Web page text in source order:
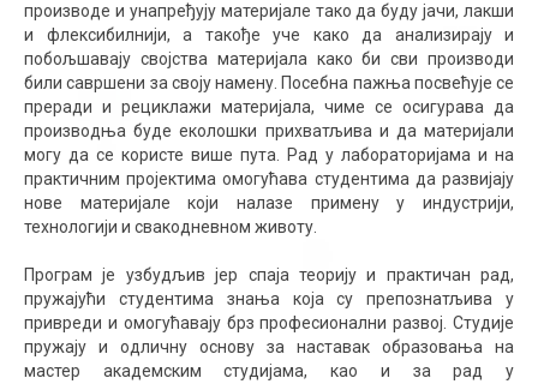
производе и унапређују материјале тако да буду јачи, лакши
и флексибилнији, а такође уче како да анализирају и
побољшавају својства материјала како би сви производи
били савршени за своју намену. Посебна пажња посвећује се
преради и рециклажи материјала, чиме се осигурава да
производња буде еколошки прихватљива и да материјали
могу да се користе више пута. Рад у лабораторијама и на
практичним пројектима омогућава студентима да развијају
нове материјале који налазе примену у индустрији,
технологији и свакодневном животу.
Програм је узбудљив јер спаја теорију и практичан рад,
пружајући студентима знања која су препознатљива у
привреди и омогућавају брз професионални развој. Студије
пружају и одличну основу за наставак образовања на
мастер академским студијама, као и за рад у